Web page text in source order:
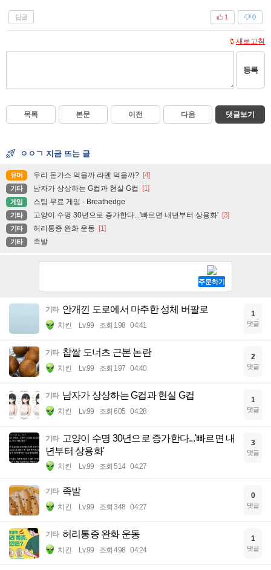
답글 0
1
새로고침
등록
목록 본문 이전 다음 댓글보기
ㅇㅇㄱ 지금 뜨는 글
유머 우리 돈가스 먹을까 라멘 먹을까? [4]
기타 남자가 상상하는 G컵과 현실 G컵 [1]
게임 스팀 무료 게임 - Breathedge
기타 고양이 수명 30년으로 증가한다...'빠르면 내년부터 상용화' [3]
기타 허리통증 완화 운동 [1]
기타 족발
기타 안개낀 도로에서 마주한 성체 버팔로
치킨 Lv.99 조회 198 04:41
1
댓글
기타 찹쌀 도너츠 근본 논란
치킨 Lv.99 조회 197 04:40
2
댓글
기타 남자가 상상하는 G컵과 현실 G컵
치킨 Lv.99 조회 605 04:28
1
댓글
기타 고양이 수명 30년으로 증가한다...'빠르면 내
년부터 상용화'
치킨 Lv.99 조회 514 04:27
3
댓글
기타 족발
치킨 Lv.99 조회 348 04:27
0
댓글
기타 허리통증 완화 운동
치킨 Lv.99 조회 498 04:24
1
댓글